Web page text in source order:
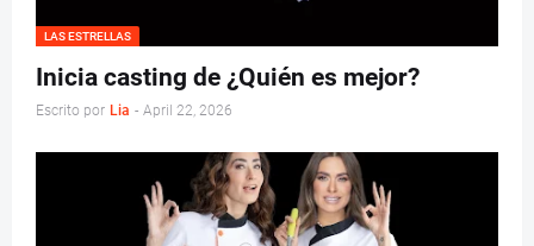
LAS ESTRELLAS
Inicia casting de ¿Quién es mejor?
Escrito por Lia - April 22, 2026